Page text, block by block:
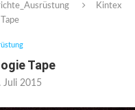
Kintex
Tape
Juli 2015